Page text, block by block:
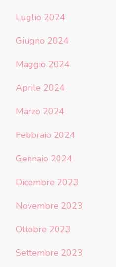
Luglio 2024
Giugno 2024
Maggio 2024
Aprile 2024
Marzo 2024
Febbraio 2024
Gennaio 2024
Dicembre 2023
Novembre 2023
Ottobre 2023
Settembre 2023